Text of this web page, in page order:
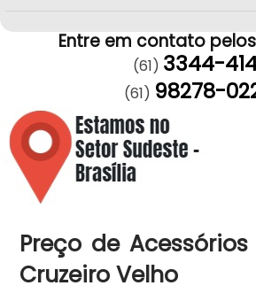
Entre em contato
(61) 3344-
(61) 98278-
Preço de
Cruzeiro Velho